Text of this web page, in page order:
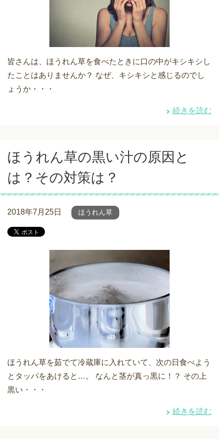
皆さんは、ほうれん草を食べたときに口の中がキシキシし
たことはありませんか？ なぜ、キシキシと感じるのでし
ょうか・・・
続きを読む
ほうれん草の黒い汁の原因と
は？その対策は？
2018年7月25日 ほうれん草
ほうれん草を茹でて冷蔵庫に入れていて、次の日食べよう
とタッパをあけると…。 なんと茎が真っ黒に！？ その上
黒い・・・
続きを読む